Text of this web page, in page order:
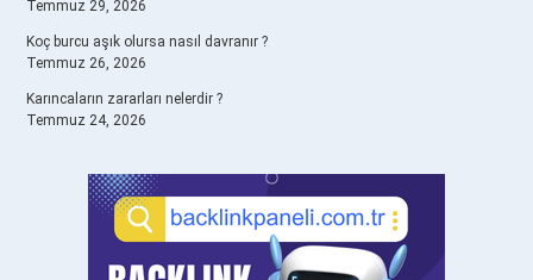
Temmuz 29, 2026
Koç burcu aşık olursa nasıl davranır ?
Temmuz 26, 2026
Karıncaların zararları nelerdir ?
Temmuz 24, 2026